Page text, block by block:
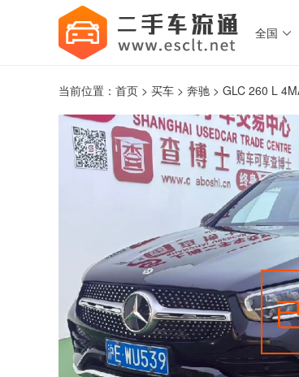
全国 
当前位置： 首页 > 买车 > 奔驰 > GLC 260 L